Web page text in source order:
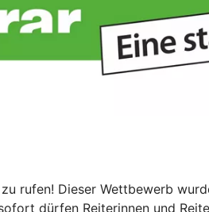
rufen! Dieser Wettbewerb
dürfen Reiterinnen und